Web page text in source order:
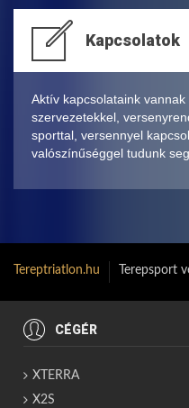
Kapcsolatok
Aktív kapcsolataink
szervezetekkel,
sporttal, versennyel
valószínűséggel tudunk
Tereptriatlon.hu Terepsport
CÉGÉR
XTERRA
X2S